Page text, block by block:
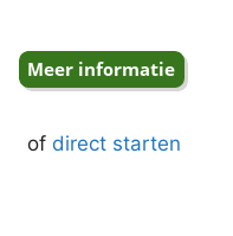
of direct starten